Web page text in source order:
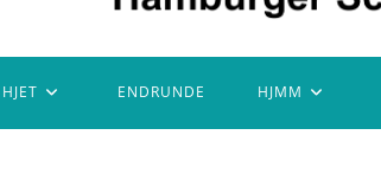
HJET ENDRUNDE HJMM